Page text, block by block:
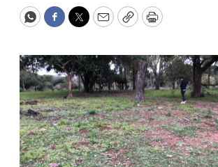
WhatsApp
Facebook
Twitter
EmailCopyPrint